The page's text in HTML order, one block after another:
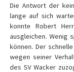
Die Antwort der
lange auf sich
konnte Robert
ausgleichen. Wenig
können. Der
wegen seiner
des SV Wacker